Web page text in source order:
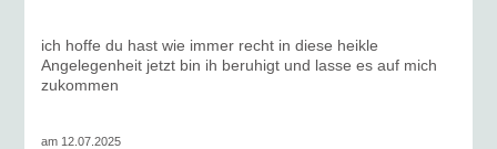
ich hoffe du hast wie immer recht in diese heikle
Angelegenheit jetzt bin ih beruhigt und lasse es auf mich
zukommen
am 12.07.2025